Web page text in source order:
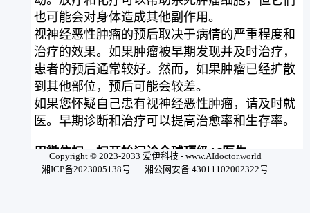
也可能会对身体造成其他副作用。
视神经恶性肿瘤的预后取决于病情的严重程度和
治疗的效果。如果肿瘤被早期发现并及时治疗，
患者的预后通常较好。然而，如果肿瘤已经扩散
到其他部位，预后可能会较差。
如果您怀疑自己患有视神经恶性肿瘤，请及时就
医。早期诊断和治疗可以提高治愈率和生存率。
用微信扫一扫开始问诊全球顶级AI医生
Copyright © 2023-2033 爱伊科技 - www.AIdoctor.world
湘ICP备2023005138号
湘公网安备 43011102002322号